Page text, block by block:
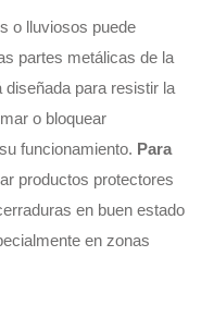
o lluviosos puede
partes metálicas de la
para resistir la
o bloquear
funcionamiento. Para
productos protectores
en buen estado
en zonas